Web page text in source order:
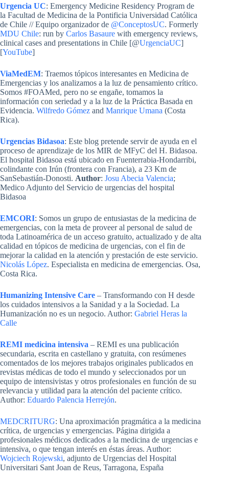
Urgencia UC: Emergency Medicine Residency Program de
la Facultad de Medicina de la Pontificia Universidad Católica
de Chile // Equipo organizador de @ConceptosUC. Formerly
MDU Chile: run by Carlos Basaure with emergency reviews,
clinical cases and presentations in Chile [@UrgenciaUC]
[YouTube]
ViaMedEM: Traemos tópicos interesantes en Medicina de
Emergencias y los analizamos a la luz de pensamiento crítico.
Somos #FOAMed, pero no se engañe, tomamos la
información con seriedad y a la luz de la Práctica Basada en
Evidencia. Wilfredo Gómez and Manrique Umana (Costa
Rica).
Urgencias Bidasoa: Este blog pretende servir de ayuda en el
proceso de aprendizaje de los MIR de MFyC del H. Bidasoa.
El hospital Bidasoa está ubicado en Fuenterrabia-Hondarribi,
colindante con Irún (frontera con Francia), a 23 Km de
SanSebastián-Donosti. Author: Josu Abecia Valencia;
Medico Adjunto del Servicio de urgencias del hospital
Bidasoa
EMCORI: Somos un grupo de entusiastas de la medicina de
emergencias, con la meta de proveer al personal de salud de
toda Latinoamérica de un acceso gratuito, actualizado y de alta
calidad en tópicos de medicina de urgencias, con el fin de
mejorar la calidad en la atención y prestación de este servicio.
Nicolás López. Especialista en medicina de emergencias. Osa,
Costa Rica.
Humanizing Intensive Care – Transformando con H desde
los cuidados intensivos a la Sanidad y a la Sociedad. La
Humanización no es un negocio. Author: Gabriel Heras la
Calle
REMI medicina intensiva – REMI es una publicación
secundaria, escrita en castellano y gratuita, con resúmenes
comentados de los mejores trabajos originales publicados en
revistas médicas de todo el mundo y seleccionados por un
equipo de intensivistas y otros profesionales en función de su
relevancia y utilidad para la atención del paciente crítico.
Author: Eduardo Palencia Herrejón.
MEDCRITURG: Una aproximación pragmática a la medicina
crítica, de urgencias y emergencias. Página dirigida a
profesionales médicos dedicados a la medicina de urgencias e
intensiva, o que tengan interés en éstas áreas. Author:
Wojciech Rojewski, adjunto de Urgencias del Hospital
Universitari Sant Joan de Reus, Tarragona, España